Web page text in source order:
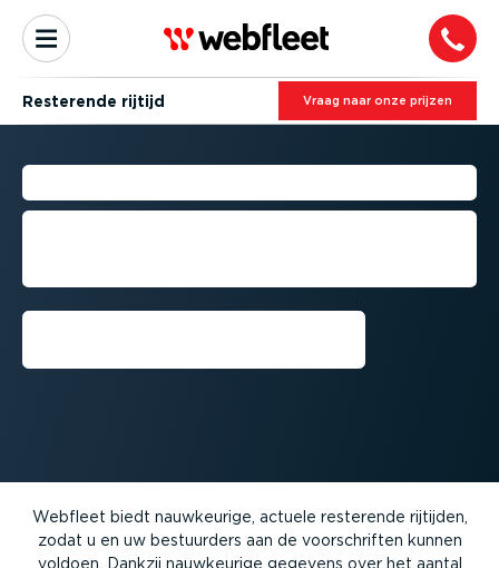
Resterende rijtijd Vraag naar onze prijzen
RESTERENDE RIJTIJD
Realtime inzichten om u te helpen aan
Webfleet biedt nauwkeurige, actuele resterende rijtijden,
zodat u en uw bestuurders aan de voorschriften kunnen
voldoen. Dankzij nauwkeurige gegevens over het aantal